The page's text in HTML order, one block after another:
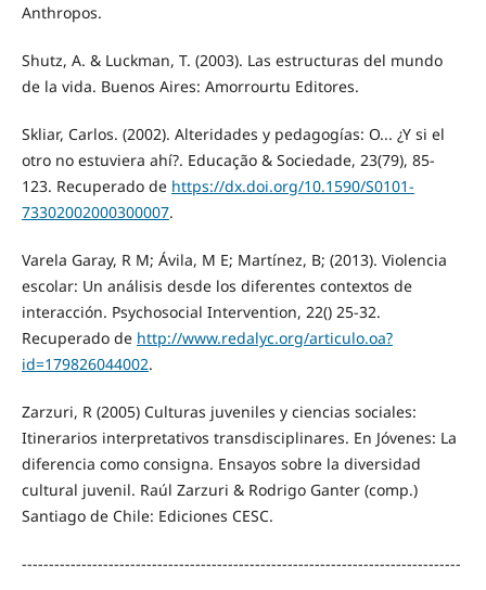
Anthropos.
Shutz, A. & Luckman, T. (2003). Las estructuras del mundo
de la vida. Buenos Aires: Amorrourtu Editores.
Skliar, Carlos. (2002). Alteridades y pedagogías: O... ¿Y si el
otro no estuviera ahí?. Educação & Sociedade, 23(79), 85-
123. Recuperado de https://dx.doi.org/10.1590/S0101-
73302002000300007.
Varela Garay, R M; Ávila, M E; Martínez, B; (2013). Violencia
escolar: Un análisis desde los diferentes contextos de
interacción. Psychosocial Intervention, 22() 25-32.
Recuperado de http://www.redalyc.org/articulo.oa?
id=179826044002.
Zarzuri, R (2005) Culturas juveniles y ciencias sociales:
Itinerarios interpretativos transdisciplinares. En Jóvenes: La
diferencia como consigna. Ensayos sobre la diversidad
cultural juvenil. Raúl Zarzuri & Rodrigo Ganter (comp.)
Santiago de Chile: Ediciones CESC.
---------------------------------------------------------------------------------